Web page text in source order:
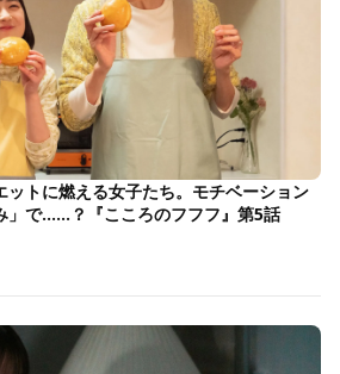
ットに燃える女子たち。モチベーション
」で……？『こころのフフフ』第5話